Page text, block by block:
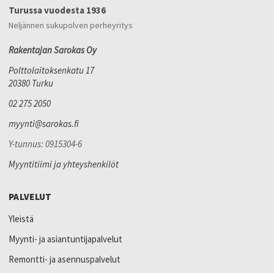
Turussa vuodesta 1936
Neljännen sukupolven perheyritys
Rakentajan Sarokas Oy
Polttolaitoksenkatu 17
20380 Turku
02 275 2050
myynti@sarokas.fi
Y-tunnus: 0915304-6
Myyntitiimi ja yhteyshenkilöt
PALVELUT
Yleistä
Myynti- ja asiantuntijapalvelut
Remontti- ja asennuspalvelut